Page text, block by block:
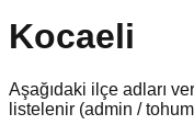
Kocaeli
Aşağıdaki ilçe adları
listelenir (admin /